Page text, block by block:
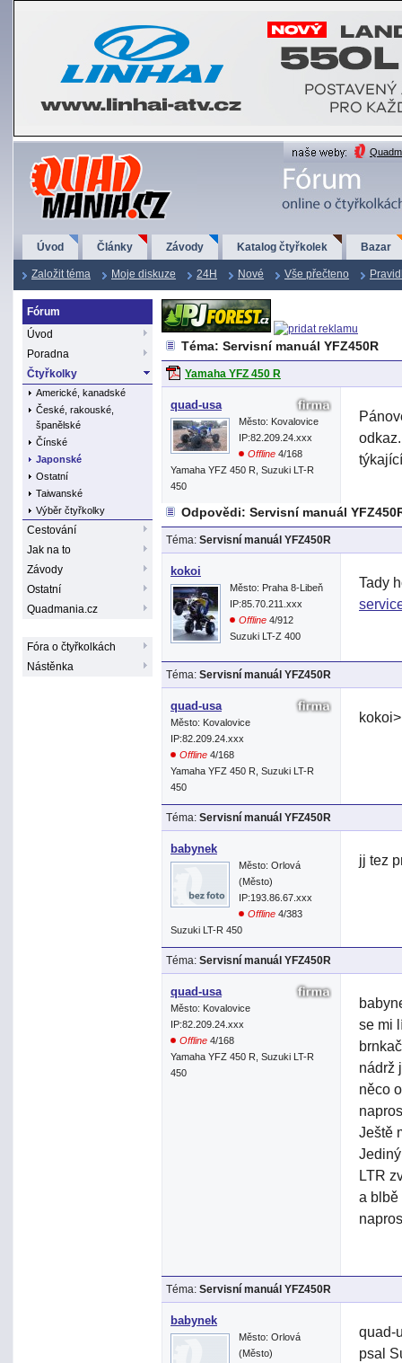
QuadMania.cz
Úvod Články Závody Katalog čtyřkolek Bazar
Založit téma Moje diskuze 24H Nové Vše přečteno
Fórum
Úvod
Poradna
Čtyřkolky
Americké, kanadské
České, rakouské,
španělské
Čínské
Japonské
Ostatní
Taiwanské
Výběr čtyřkolky
Cestování
Jak na to
Závody
Ostatní
Quadmania.cz
Fóra o čtyřkolkách
Nástěnka
Téma: Servisní manuál YFZ450R
Yamaha YFZ 450 R
quad-usa
Město: Kovalovice
IP:82.209.24.xxx
Offline 4/168
Yamaha YFZ 450 R, Suzuki LT-R
450
Odpovědi: Servisní manuál
Téma: Servisní manuál YFZ450R
kokoi
Město: Praha 8-Libeň
IP:85.70.211.xxx
Offline 4/912
Suzuki LT-Z 400
Tady
Téma: Servisní manuál YFZ450R
quad-usa
Město: Kovalovice
IP:82.209.24.xxx
Offline 4/168
Yamaha YFZ 450 R, Suzuki LT-R
450
Téma: Servisní manuál YFZ450R
babynek
Město: Orlová
(Město)
IP:193.86.67.xxx
Offline 4/383
Suzuki LT-R 450
jj tez
Téma: Servisní manuál YFZ450R
quad-usa
Město: Kovalovice
IP:82.209.24.xxx
Offline 4/168
Yamaha YFZ 450 R, Suzuki LT-R
450
se mi
nádrž
něco
Ještě
LTR
a blbě
Téma: Servisní manuál YFZ450R
babynek
Město: Orlová
(Město)
quad-
psal